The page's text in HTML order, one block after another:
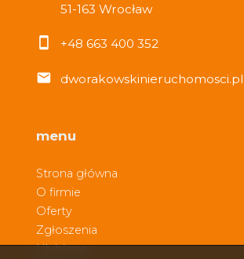
51-163 Wrocław
+48 663 400 352
dworakowskinieruchomosci.pl
menu
Strona główna
O firmie
Oferty
Zgłoszenia
Ulubione